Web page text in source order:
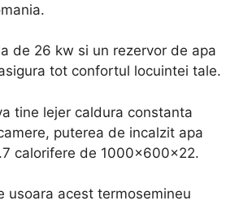
de 26 kw si un rezervor de apa
tot confortul locuintei tale.
tine lejer caldura constanta
puterea de incalzit apa
calorifere de 1000x600x22.
usoara acest termosemineu